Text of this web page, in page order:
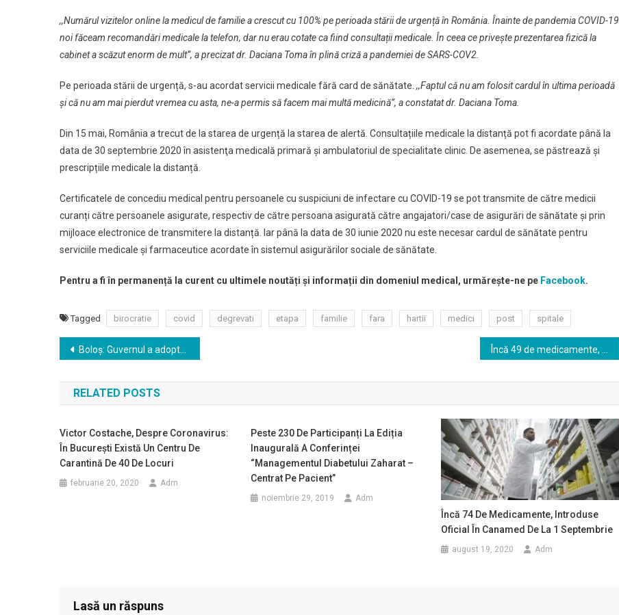
,,Numărul vizitelor online la medicul de familie a crescut cu 100% pe perioada stării de urgență în România. Înainte de pandemia COVID-19
noi făceam recomandări medicale la telefon, dar nu erau cotate ca fiind consultații medicale. În ceea ce privește prezentarea fizică la
cabinet a scăzut enorm de mult”, a precizat dr. Daciana Toma în plină criză a pandemiei de SARS-COV2.
Pe perioada stării de urgență, s-au acordat servicii medicale fără card de sănătate. ,,Faptul că nu am folosit cardul în ultima perioadă
și că nu am mai pierdut vremea cu asta, ne-a permis să facem mai multă medicină”, a constatat dr. Daciana Toma.
Din 15 mai, România a trecut de la starea de urgență la starea de alertă. Consultațiile medicale la distanță pot fi acordate până la
data de 30 septembrie 2020 în asistenţa medicală primară şi ambulatoriul de specialitate clinic. De asemenea, se păstrează și
prescripțiile medicale la distanță.
Certificatele de concediu medical pentru persoanele cu suspiciuni de infectare cu COVID-19 se pot transmite de către medicii
curanți către persoanele asigurate, respectiv de către persoana asigurată către angajatori/case de asigurări de sănătate și prin
mijloace electronice de transmitere la distanță. Iar până la data de 30 iunie 2020 nu este necesar cardul de sănătate pentru
serviciile medicale și farmaceutice acordate în sistemul asigurărilor sociale de sănătate.
Pentru a fi în permanență la curent cu ultimele noutăți și informații din domeniul medical, urmărește-ne pe Facebook.
Tagged birocratie covid degrevati etapa familie fara hartii medici post spitale
Navigare
în
articole
Boloş: Guvernul a adoptat OUG privind acordarea stimulentului de risc pentru 38.000 de asistenţi sociali
RELATED POSTS
Victor Costache, Despre Coronavirus:
În Bucureşti Există Un Centru De
Carantină De 40 De Locuri
februarie 20, 2020 Adm
Peste 230 De Participanți La Ediția
Inaugurală A Conferinței
“Managementul Diabetului Zaharat –
Centrat Pe Pacient”
noiembrie 29, 2019 Adm
Încă 74 De Medicamente, Introduse
Oficial În Canamed De La 1 Septembrie
august 19, 2020 Adm
Lasă un răspuns